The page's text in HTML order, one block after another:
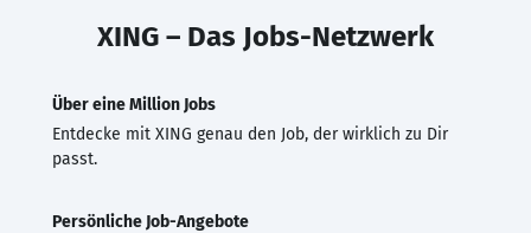
XING – Das Jobs-Netzwerk
Über eine Million Jobs
Entdecke mit XING genau den Job, der wirklich zu Dir
passt.
Persönliche Job-Angebote